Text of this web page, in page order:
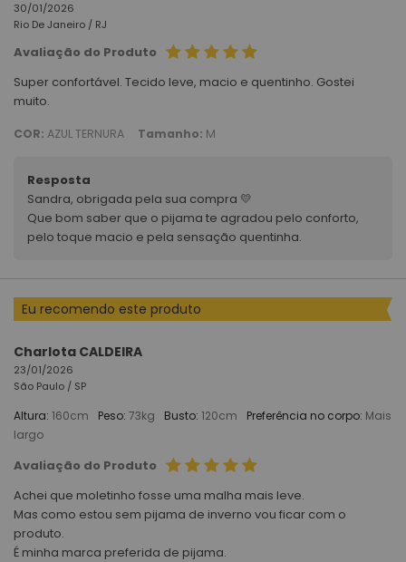
30/01/2026
Rio De Janeiro / RJ
Avaliação do Produto
Super confortável. Tecido leve, macio e quentinho. Gostei
muito.
COR: AZUL TERNURA Tamanho: M
Resposta
Sandra, obrigada pela sua compra 💛
Que bom saber que o pijama te agradou pelo conforto,
pelo toque macio e pela sensação quentinha.
Eu recomendo este produto
Charlota CALDEIRA
23/01/2026
São Paulo / SP
Altura: 160cm Peso: 73kg Busto: 120cm Preferência no corpo: Mais
largo
Avaliação do Produto
Achei que moletinho fosse uma malha mais leve.
Mas como estou sem pijama de inverno vou ficar com o
produto.
É minha marca preferida de pijama.